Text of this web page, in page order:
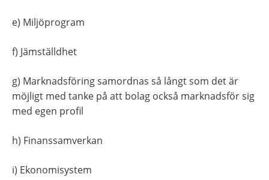
e) Miljöprogram
f) Jämställdhet
g) Marknadsföring samordnas så långt som det är
möjligt med tanke på att bolag också marknadsför sig
med egen profil
h) Finanssamverkan
i) Ekonomisystem